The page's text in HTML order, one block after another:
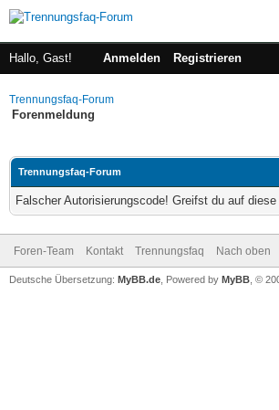
Hallo, Gast! Anmelden Registrieren
Trennungsfaq-Forum
Forenmeldung
Trennungsfaq-Forum
Falscher Autorisierungscode! Greifst du auf
Foren-Team Kontakt Trennungsfaq Nach oben
Deutsche Übersetzung: MyBB.de , Powered by MyBB , ©